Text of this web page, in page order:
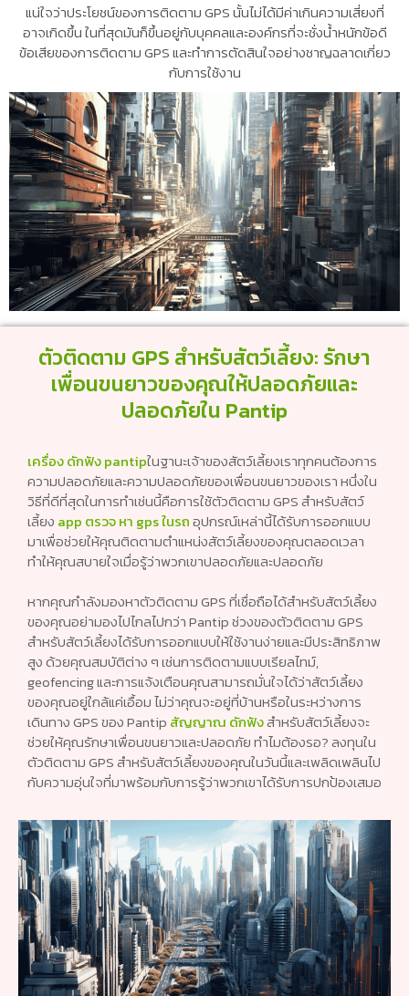
แน่ใจว่าประโยชน์ของการติดตาม GPS นั้นไม่ได้มีค่าเกินความเสี่ยงที่
อาจเกิดขึ้น ในที่สุดมันก็ขึ้นอยู่กับบุคคลและองค์กรที่จะชั่งน้ำหนักข้อดี
ข้อเสียของการติดตาม GPS และทำการตัดสินใจอย่างชาญฉลาดเกี่ยว
กับการใช้งาน
ตัวติดตาม GPS สำหรับสัตว์เลี้ยง: รักษา
เพื่อนขนยาวของคุณให้ปลอดภัยและ
ปลอดภัยใน Pantip
เครื่อง ดักฟัง pantipในฐานะเจ้าของสัตว์เลี้ยงเราทุกคนต้องการ
ความปลอดภัยและความปลอดภัยของเพื่อนขนยาวของเรา หนึ่งใน
วิธีที่ดีที่สุดในการทำเช่นนี้คือการใช้ตัวติดตาม GPS สำหรับสัตว์
เลี้ยง app ตรวจ หา gps ในรถอุปกรณ์เหล่านี้ได้รับการออกแบบ
มาเพื่อช่วยให้คุณติดตามตำแหน่งสัตว์เลี้ยงของคุณตลอดเวลา
ทำให้คุณสบายใจเมื่อรู้ว่าพวกเขาปลอดภัยและปลอดภัย
หากคุณกำลังมองหาตัวติดตาม GPS ที่เชื่อถือได้สำหรับสัตว์เลี้ยง
ของคุณอย่ามองไปไกลไปกว่า Pantip ช่วงของตัวติดตาม GPS
สำหรับสัตว์เลี้ยงได้รับการออกแบบให้ใช้งานง่ายและมีประสิทธิภาพ
สูง ด้วยคุณสมบัติต่าง ๆ เช่นการติดตามแบบเรียลไทม์,
geofencing และการแจ้งเตือนคุณสามารถมั่นใจได้ว่าสัตว์เลี้ยง
ของคุณอยู่ใกล้แค่เอื้อม ไม่ว่าคุณจะอยู่ที่บ้านหรือในระหว่างการ
เดินทาง GPS ของ Pantip สัญญาณ ดักฟังสำหรับสัตว์เลี้ยงจะ
ช่วยให้คุณรักษาเพื่อนขนยาวและปลอดภัย ทำไมต้องรอ? ลงทุนใน
ตัวติดตาม GPS สำหรับสัตว์เลี้ยงของคุณในวันนี้และเพลิดเพลินไป
กับความอุ่นใจที่มาพร้อมกับการรู้ว่าพวกเขาได้รับการปกป้องเสมอ